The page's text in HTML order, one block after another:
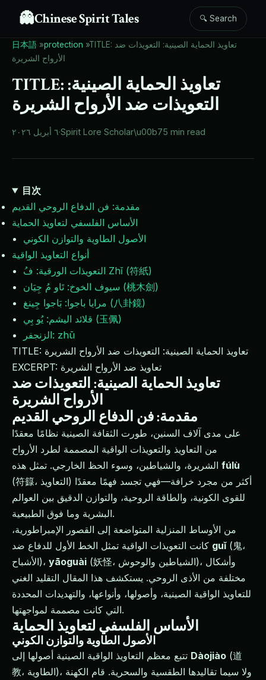
👻Chinese Spirit Tales 🔍 Search
日本語 »protection »TITLE: تعاويذ الحماية الصينية: التعويذات ضد
الأرواح الشريرة
TITLE: تعاويذ الحماية الصينية:
التعويذات ضد الأرواح الشريرة
٦ أبريل ٢٠٢٦·Spirit Lore Scholar\u00b75 min read
目次
مقدمة: فن الدفاع الروحي القديم
الأساس الفلسفي لتعاويذ الحماية
الأصول الطاوية والتوازن الكوني
أنواع التعاويذ الواقية
التعويذات الورقية: فُ Zhǐ (符紙)
سيوف الخوخ: تَاو مُ جِيَان (桃木劍)
مرايا باجوا: بَاجوا جِينغ (八卦鏡)
قلائد اليشم: يُو بِي (玉佩)
الزنجفر: zhū
TITLE: تعاويذ الحماية الصينية: التعويذات ضد الأرواح الشريرة
EXCERPT: تعاويذ ضد الأرواح الشريرة
تعاويذ الحماية الصينية: التعويذات ضد
الأرواح الشريرة
مقدمة: فن الدفاع الروحي القديم
على مدى آلاف السنين، طورت الثقافة الصينية نظامًا معقدًا
من التعاويذ والتعويذات الواقية المصممة لطرد الأرواح
fúlù
(符籙، التعاويذ) أكثر من مجرد خرافة—فهي تجسد فهمًا معقدًا
للقوى الكونية، والطاقة الروحية، والتوازن الدقيق بين العوالم
البشرية وما فوق الطبيعية.
من الأوساط المنزلية المتواضعة إلى القصور الإمبراطورية،
guǐ(鬼،
الأشباح)، yāoguài (妖怪، الشياطين والوحوش)، وأشكال
مختلفة من الأذى الروحي. يستكشف هذا المقال التقليد الغني
للتعاويذ الواقية الصينية، وأصولها، وأنواعها، والتهديدات المحددة
التي كانت مصممة لمواجهتها.
الأساس الفلسفي لتعاويذ الحماية
الأصول الطاوية والتوازن الكوني
Dàojiào (道
教، الطاوية)، ولا سيما تقاليدها الطقسية والسحرية. قام الكهنة